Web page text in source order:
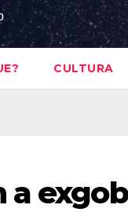
CULTURA
a